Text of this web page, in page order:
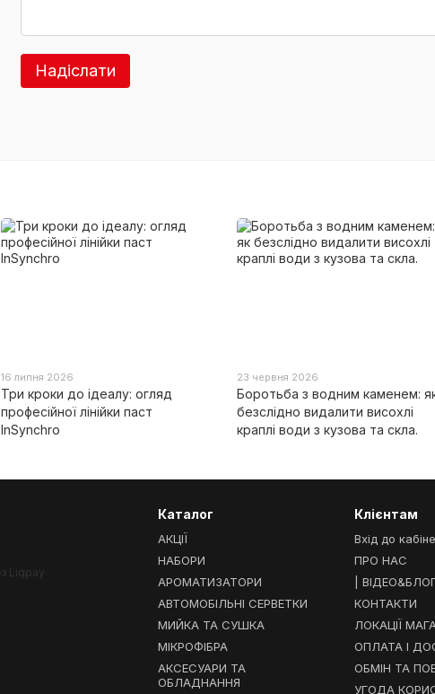
Надіслати
16 липня 2026
Три кроки до ідеалу: огляд
професійної лінійки паст
InSynchro
23 червня 2026
Боротьба з водним каменем:
безслідно видалити висохлі
краплі води з кузова та скла.
Каталог
АКЦІЇ
НАБОРИ
АРОМАТИЗАТОРИ
АВТОМОБІЛЬНІ СЕРВЕТКИ
МИЙКА ТА СУШКА
МІКРОФІБРА
АКСЕСУАРИ ТА
ОБЛАДНАННЯ
Клієнтам
Вхід до
ПРО НАС
| ВІДЕО&БЛОГ
КОНТАКТИ
ЛОКАЦІЇ
ОПЛАТА І
ОБМІН ТА
УГОДА